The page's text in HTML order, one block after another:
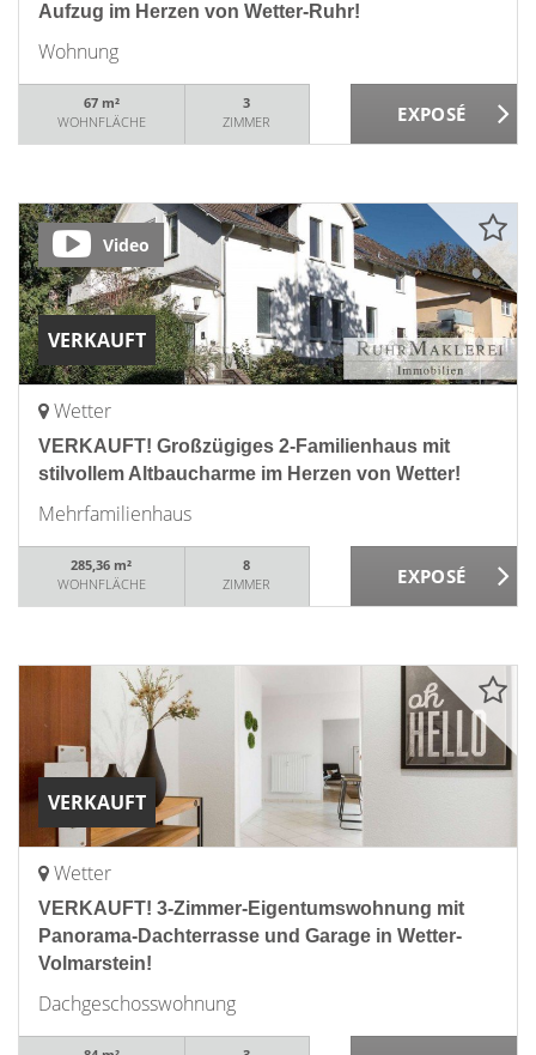
Aufzug im Herzen von Wetter-Ruhr!
Wohnung
67 m²
WOHNFLÄCHE
3
ZIMMER
VERKAUFT
Video
Wetter
VERKAUFT! Großzügiges 2-Familienhaus mit
stilvollem Altbaucharme im Herzen von Wetter!
Mehrfamilienhaus
285,36 m²
WOHNFLÄCHE
8
ZIMMER
VERKAUFT
Wetter
VERKAUFT! 3-Zimmer-Eigentumswohnung mit
Panorama-Dachterrasse und Garage in Wetter-
Volmarstein!
Dachgeschosswohnung